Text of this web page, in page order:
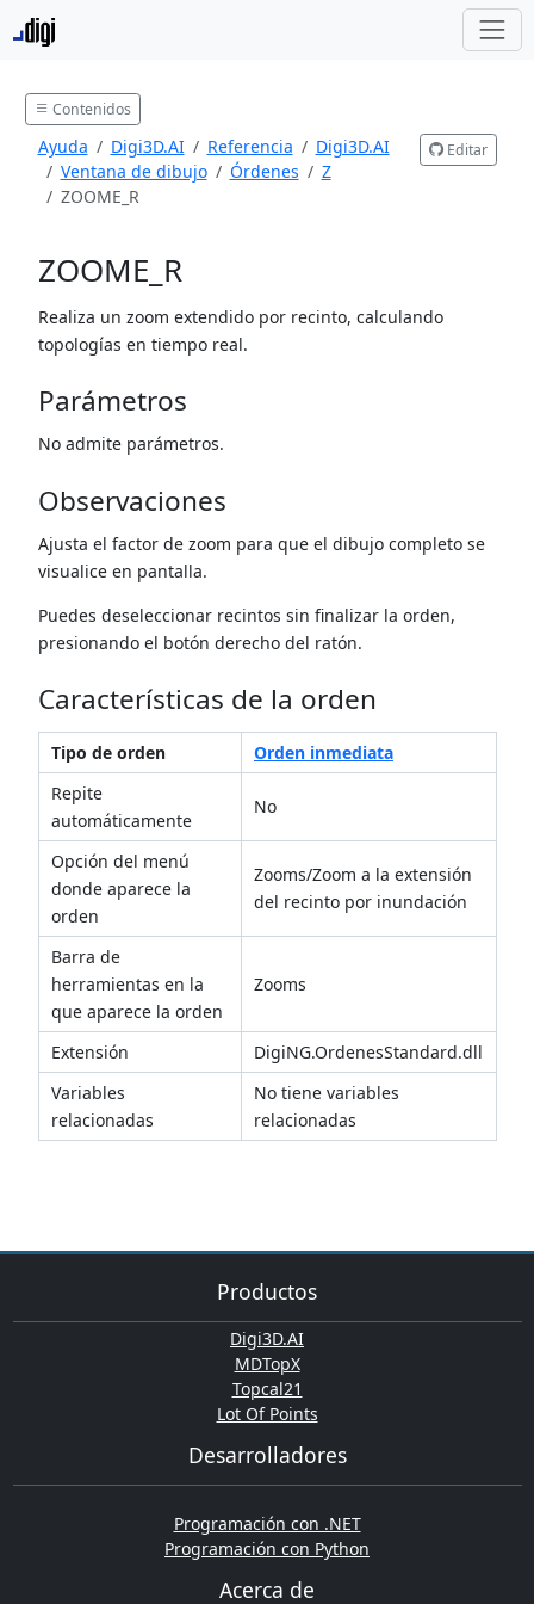
Contenidos
Ayuda Digi3D.AI Referencia
Digi3D.AI
Ventana de dibujo
Órdenes
Z
ZOOME_R
Editar
ZOOME_R
Realiza un zoom extendido por recinto, calculando
topologías en tiempo real.
Parámetros
No admite parámetros.
Observaciones
Ajusta el factor de zoom para que el dibujo completo se
visualice en pantalla.
Puedes deseleccionar recintos sin finalizar la orden,
presionando el botón derecho del ratón.
Características de la orden
Tipo de orden
Orden inmediata
Repite
automáticamente
No
Opción del menú
donde aparece la
orden
Zooms/Zoom a la extensión
del recinto por inundación
Barra de
herramientas en la
que aparece la orden
Zooms
Extensión
DigiNG.OrdenesStandard.dll
Variables
relacionadas
No tiene variables
relacionadas
Productos
Digi3D.AI
MDTopX
Topcal21
Lot Of Points
Desarrolladores
Programación con .NET
Programación con Python
Acerca de